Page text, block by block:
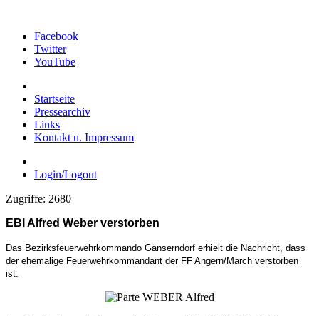
Facebook
Twitter
YouTube
Startseite
Pressearchiv
Links
Kontakt u. Impressum
Login/Logout
Zugriffe: 2680
EBI Alfred Weber verstorben
Das Bezirksfeuerwehrkommando Gänserndorf erhielt die Nachricht, dass
der ehemalige Feuerwehrkommandant der FF Angern/March verstorben
ist.